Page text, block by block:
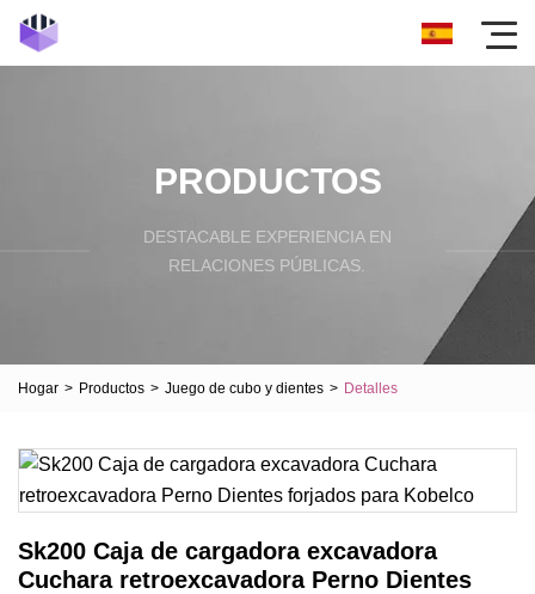
PRODUCTOS
DESTACABLE EXPERIENCIA EN
RELACIONES PÚBLICAS.
Hogar > Productos > Juego de cubo y dientes > Detalles
Sk200 Caja de cargadora excavadora
Cuchara retroexcavadora Perno Dientes